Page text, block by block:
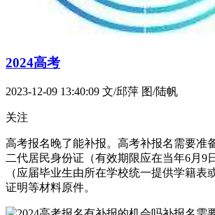
2024高考
2023-12-09 13:40:09 文/邱萍 图/陆帆
关注
高考报名晚了能补报。高考补报名需要准
二代居民身份证（有效期限应在当年6月9
（应届毕业生由所在学校统一提供学籍表
证明等材料原件。